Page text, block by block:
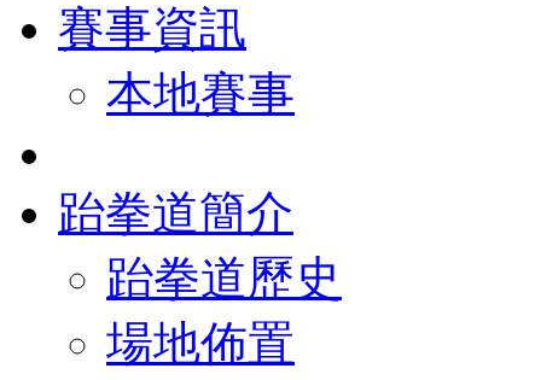
賽事資訊
本地賽事
跆拳道簡介
跆拳道歷史
場地佈置